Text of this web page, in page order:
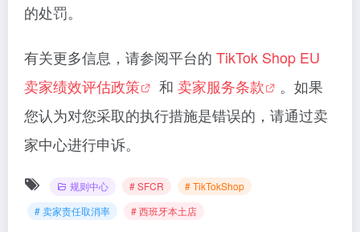
的处罚。
有关更多信息，请参阅平台的 TikTok Shop EU
卖家绩效评估政策
和 卖家服务条款
。如果
您认为对您采取的执行措施是错误的，请通过卖
家中心进行申诉。
规则中心 # SFCR
# TikTokShop
# 卖家责任取消率
# 西班牙本土店